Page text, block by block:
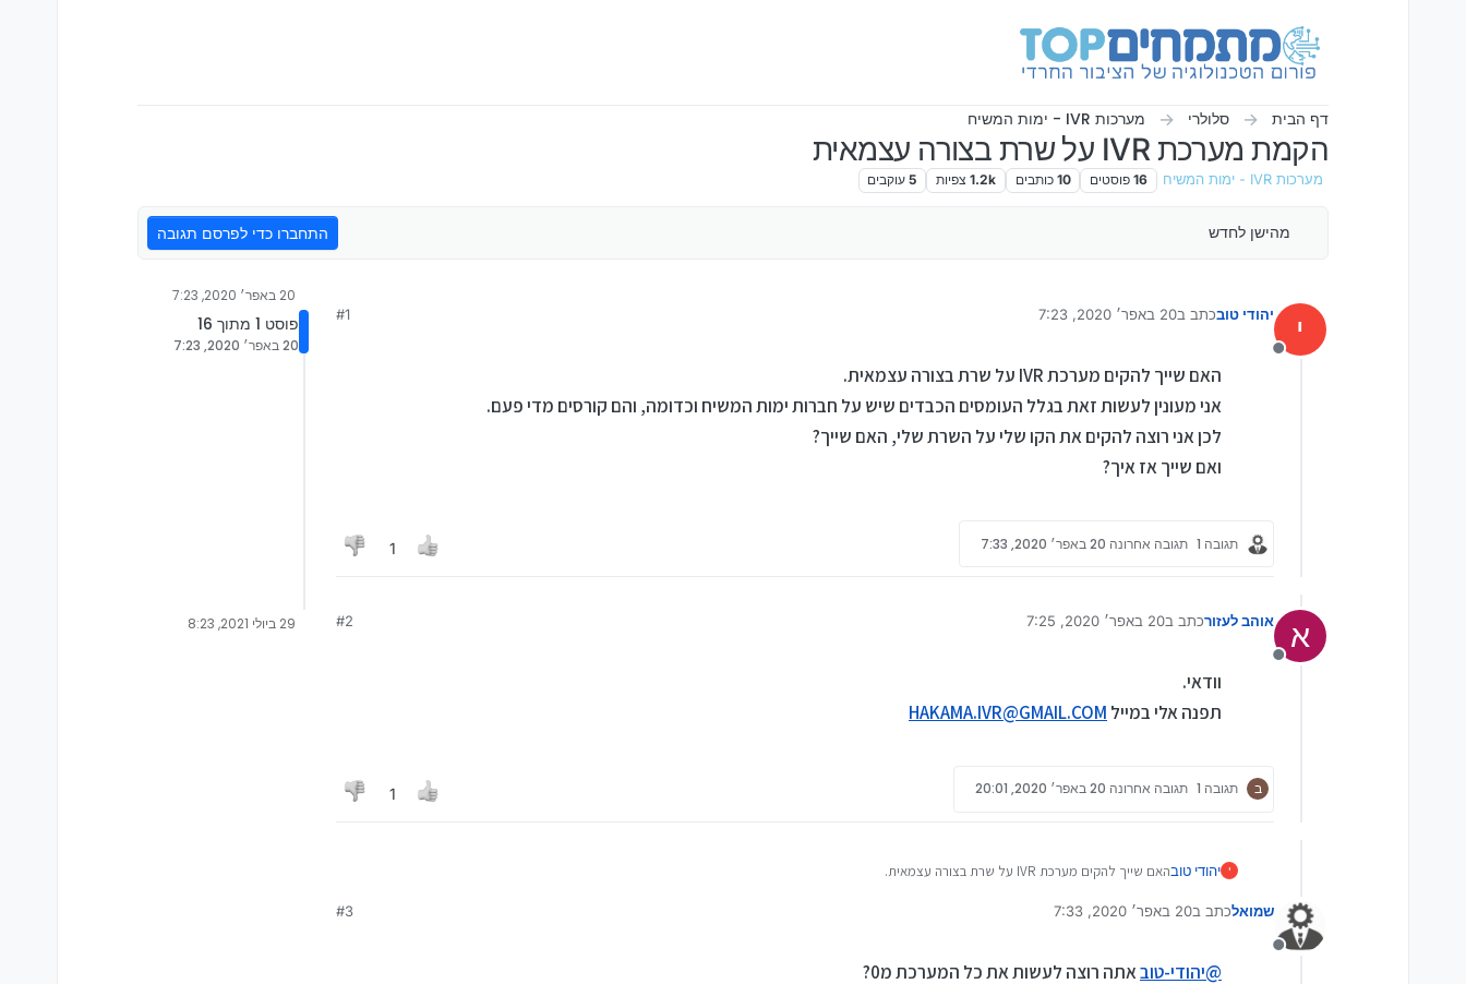
דף הבית סלולרי מערכות IVR - ימות המשיח
הקמת מערכת IVR על שרת בצורה עצמאית
מערכות IVR - ימות המשיח 16 פוסטים 10 כותבים 1.2k צפיות 5 עוקבים
מהישן לחדש התחברו כדי לפרסם תגובה
י
מנותק
יהודי טובכתב ב20 באפר׳ 2020, 7:23
נערך לאחרונה על ידי
#1
האם שייך להקים מערכת IVR על שרת בצורה עצמאית.
אני מעונין לעשות זאת בגלל העומסים הכבדים שיש על חברות ימות המשיח וכדומה, והם קורסים מדי פעם.
לכן אני רוצה להקים את הקו שלי על השרת שלי, האם שייך?
ואם שייך אז איך?
תגובה 1 תגובה אחרונה 20 באפר׳ 2020, 7:33 1
א
מנותק
אוהב לעזורכתב ב20 באפר׳ 2020, 7:25
נערך לאחרונה על ידי
#2
וודאי.
תפנה אלי במייל HAKAMA.IVR@GMAIL.COM
ב תגובה 1 תגובה אחרונה 20 באפר׳ 2020, 20:01 1
י יהודי טובהאם שייך להקים מערכת IVR על שרת בצורה עצמאית.
לכן אני רוצה להקים את הקו שלי על השרת שלי, האם שייך?
מנותק
שמואלכתב ב20 באפר׳ 2020, 7:33
נערך לאחרונה על ידי
#3
@יהודי-טובאתה רוצה לעשות את כל המערכת מ0?
20 באפר׳ 2020, 7:23
פוסט 1 מתוך 16
20 באפר׳ 2020, 7:23
29 ביולי 2021, 8:23